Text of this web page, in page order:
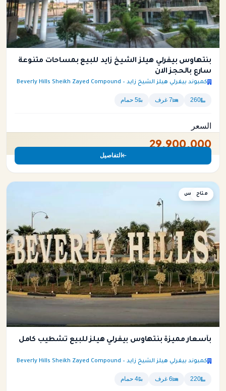
بنتهاوس بيفرلي هيلز الشيخ زايد للبيع بمساحات متنوعة
سارع بالحجز الان
كمبوند بيفرلي هيلز الشيخ زايد – Beverly Hills Sheikh Zayed Compound
260 7 غرف 5 حمام
السعر
29,900,000
التفاصيل
بنتهاوس
متاح
بأسعار مميزة بنتهاوس بيفرلي هيلز للبيع تشطيب كامل
كمبوند بيفرلي هيلز الشيخ زايد – Beverly Hills Sheikh Zayed Compound
220 6 غرف 4 حمام